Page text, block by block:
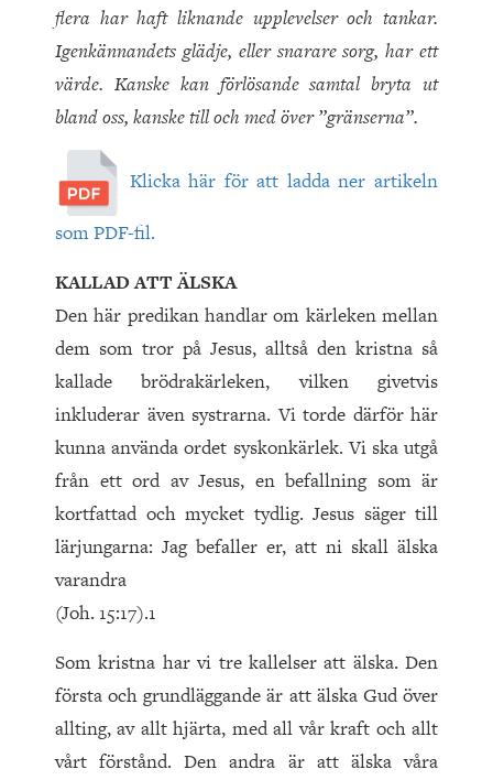
flera har haft liknande upplevelser och tankar.
Igenkännandets glädje, eller snarare sorg, har ett
värde. Kanske kan förlösande samtal bryta ut
bland oss, kanske till och med över ”gränserna”.
Klicka här för att ladda ner artikeln
som PDF-fil.
KALLAD ATT ÄLSKA
Den här predikan handlar om kärleken mellan
dem som tror på Jesus, alltså den kristna så
kallade brödrakärleken, vilken givetvis
inkluderar även systrarna. Vi torde därför här
kunna använda ordet syskonkärlek. Vi ska utgå
från ett ord av Jesus, en befallning som är
kortfattad och mycket tydlig. Jesus säger till
lärjungarna: Jag befaller er, att ni skall älska
varandra
(Joh. 15:17).1
Som kristna har vi tre kallelser att älska. Den
första och grundläggande är att älska Gud över
allting, av allt hjärta, med all vår kraft och allt
vårt förstånd. Den andra är att älska våra